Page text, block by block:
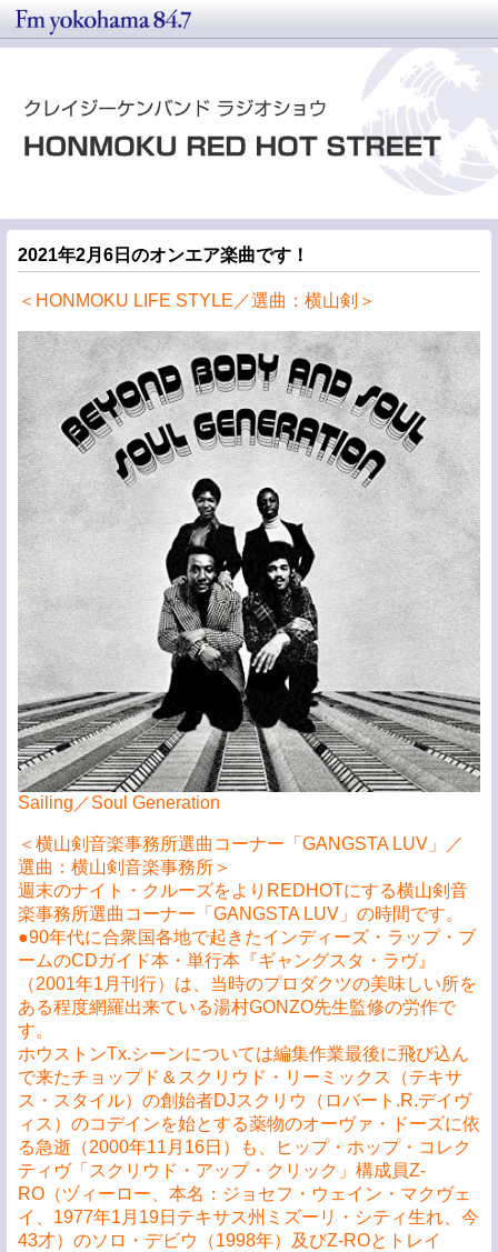
2021年2月6日のオンエア楽曲です！
＜HONMOKU LIFE STYLE／選曲：横山剣＞
Sailing／Soul Generation
＜横山剣音楽事務所選曲コーナー「GANGSTA LUV」／
選曲：横山剣音楽事務所＞
週末のナイト・クルーズをよりREDHOTにする横山剣音
楽事務所選曲コーナー「GANGSTA LUV」の時間です。
●90年代に合衆国各地で起きたインディーズ・ラップ・ブ
ームのCDガイド本・単行本『ギャングスタ・ラヴ』
（2001年1月刊行）は、当時のプロダクツの美味しい所を
ある程度網羅出来ている湯村GONZO先生監修の労作で
す。
ホウストンTx.シーンについては編集作業最後に飛び込ん
で来たチョップド＆スクリウド・リーミックス（テキサ
ス・スタイル）の創始者DJスクリウ（ロバート.R.デイヴ
ィス）のコデインを始とする薬物のオーヴァ・ドーズに依
る急逝（2000年11月16日）も、ヒップ・ホップ・コレク
ティヴ「スクリウド・アップ・クリック」構成員Z-
RO（ヅィーロー、本名：ジョセフ・ウェイン・マクヴェ
イ、1977年1月19日テキサス州ミズーリ・シティ生れ、今
43才）のソロ・デビウ（1998年）及びZ-ROとトレイ